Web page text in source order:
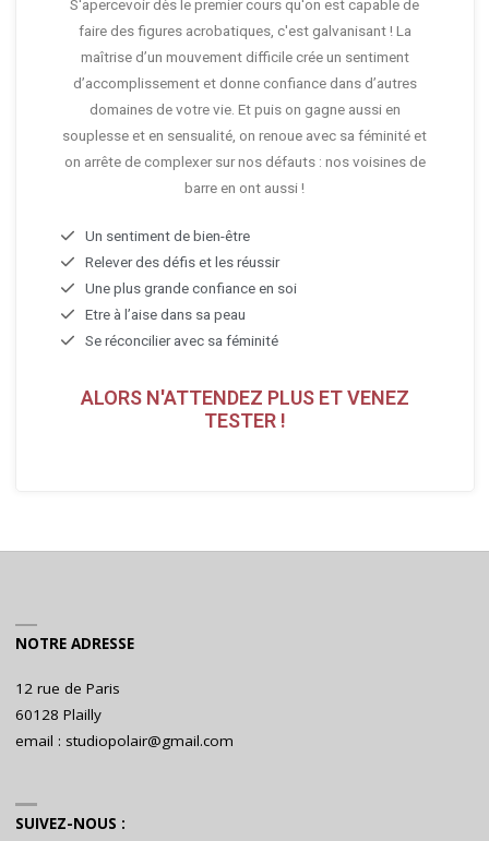
S'apercevoir dès le premier cours qu'on est capable de
faire des figures acrobatiques, c'est galvanisant ! La
maîtrise d’un mouvement difficile crée un sentiment
d’accomplissement et donne confiance dans d’autres
domaines de votre vie. Et puis on gagne aussi en
souplesse et en sensualité, on renoue avec sa féminité et
on arrête de complexer sur nos défauts : nos voisines de
barre en ont aussi !
Un sentiment de bien-être
Relever des défis et les réussir
Une plus grande confiance en soi
Etre à l’aise dans sa peau
Se réconcilier avec sa féminité
ALORS N'ATTENDEZ PLUS ET VENEZ
TESTER !
NOTRE ADRESSE
12 rue de Paris
60128 Plailly
email : studiopolair@gmail.com
SUIVEZ-NOUS :